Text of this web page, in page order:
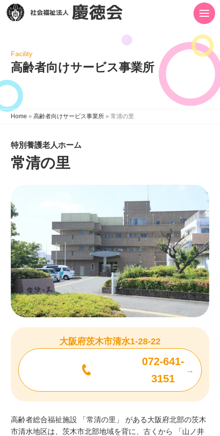
Facility
高齢者向けサービス事業所
Home »高齢者向けサービス事業所 »常清の里
大阪府茨木市清水1-28-22
072-641-
3151
特別養護老人ホーム
常清の里
高齢者総合福祉施設 「常清の里」 がある大阪府北部の茨木
市清水地区は、茨木市北部地域を背に、古くから 「山ノ井